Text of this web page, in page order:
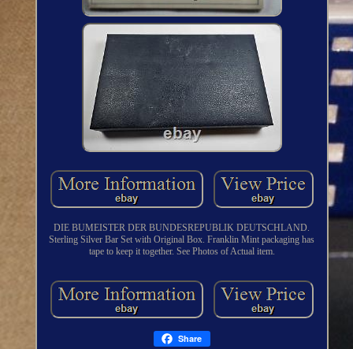
DIE BUMEISTER DER BUNDESREPUBLIK DEUTSCHLAND.
Sterling Silver Bar Set with Original Box. Franklin Mint packaging has
tape to keep it together. See Photos of Actual item.
Share